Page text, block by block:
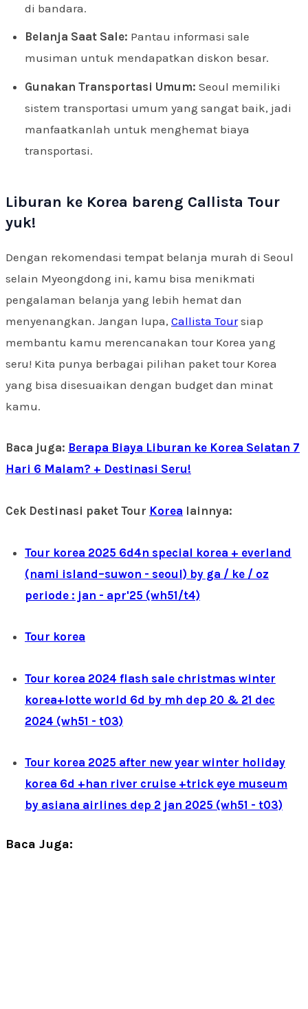
di bandara.
Belanja Saat Sale: Pantau informasi sale
musiman untuk mendapatkan diskon besar.
Gunakan Transportasi Umum: Seoul memiliki
sistem transportasi umum yang sangat baik, jadi
manfaatkanlah untuk menghemat biaya
transportasi.
Liburan ke Korea bareng Callista Tour
yuk!
Dengan rekomendasi tempat belanja murah di Seoul
selain Myeongdong ini, kamu bisa menikmati
pengalaman belanja yang lebih hemat dan
menyenangkan. Jangan lupa, Callista Toursiap
membantu kamu merencanakan tour Korea yang
seru! Kita punya berbagai pilihan paket tour Korea
yang bisa disesuaikan dengan budget dan minat
kamu.
Baca juga: Berapa Biaya Liburan ke Korea Selatan 7
Hari 6 Malam? + Destinasi Seru!
Cek Destinasi paket Tour Korea lainnya:
Tour korea 2025 6d4n special korea + everland
(nami island–suwon - seoul) by ga / ke / oz
periode : jan - apr'25 (wh51/t4)
Tour korea
Tour korea 2024 flash sale christmas winter
korea+lotte world 6d by mh dep 20 & 21 dec
2024 (wh51 - t03)
Tour korea 2025 after new year winter holiday
korea 6d +han river cruise +trick eye museum
by asiana airlines dep 2 jan 2025 (wh51 - t03)
Baca Juga: